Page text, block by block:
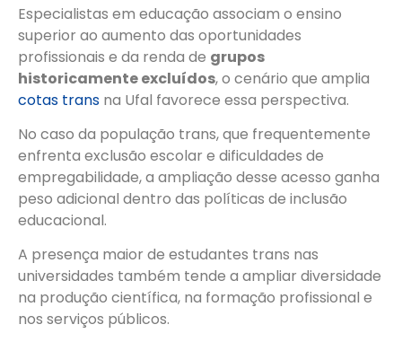
Especialistas em educação associam o ensino
superior ao aumento das oportunidades
profissionais e da renda de grupos
historicamente excluídos, o cenário que amplia
cotas trans na Ufal favorece essa perspectiva.
No caso da população trans, que frequentemente
enfrenta exclusão escolar e dificuldades de
empregabilidade, a ampliação desse acesso ganha
peso adicional dentro das políticas de inclusão
educacional.
A presença maior de estudantes trans nas
universidades também tende a ampliar diversidade
na produção científica, na formação profissional e
nos serviços públicos.